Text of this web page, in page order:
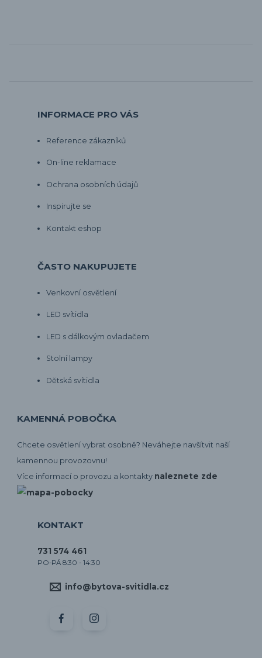
INFORMACE PRO VÁS
Reference zákazníků
On-line reklamace
Ochrana osobních údajů
Inspirujte se
Kontakt eshop
ČASTO NAKUPUJETE
Venkovní osvětlení
LED svítidla
LED s dálkovým ovladačem
Stolní lampy
Dětská svítidla
KAMENNÁ POBOČKA
Chcete osvětlení vybrat osobně? Neváhejte navšítvit naší
kamennou provozovnu!
Více informací o provozu a kontakty naleznete zde
KONTAKT
731 574 461
PO-PÁ 8:30 - 14:30
info@bytova-svitidla.cz